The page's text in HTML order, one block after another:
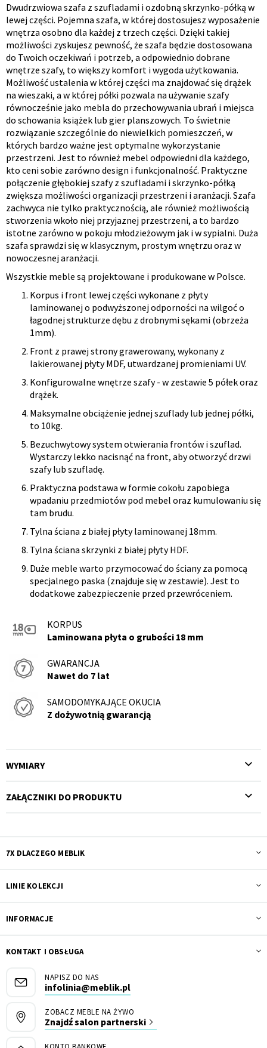
Opis
produktu
Dwudrzwiowa szafa z szufladami i ozdobną skrzynko-półką w
lewej części. Pojemna szafa, w której dostosujesz wyposażenie
wnętrza osobno dla każdej z trzech części. Dzięki takiej
możliwości zyskujesz pewność, że szafa będzie dostosowana
do Twoich oczekiwań i potrzeb, a odpowiednio dobrane
wnętrze szafy, to większy komfort i wygoda użytkowania.
Możliwość ustalenia w której części ma znajdować się drążek
na wieszaki, a w której półki pozwala na używanie szafy
równocześnie jako mebla do przechowywania ubrań i miejsca
do schowania książek lub gier planszowych. To świetnie
rozwiązanie szczególnie do niewielkich pomieszczeń, w
których bardzo ważne jest optymalne wykorzystanie
przestrzeni. Jest to również mebel odpowiedni dla każdego,
kto ceni sobie zarówno design i funkcjonalność. Praktyczne
połączenie głębokiej szafy z szufladami i skrzynko-półką
zwiększa możliwości organizacji przestrzeni i aranżacji. Szafa
zachwyca nie tylko praktycznością, ale również możliwością
stworzenia wkoło niej przyjaznej przestrzeni, a to bardzo
istotne zarówno w pokoju młodzieżowym jak i w sypialni. Duża
szafa sprawdzi się w klasycznym, prostym wnętrzu oraz w
nowoczesnej aranżacji.
Wszystkie meble są projektowane i produkowane w Polsce.
Korpus i front lewej części wykonane z płyty
laminowanej o podwyższonej odporności na wilgoć o
łagodnej strukturze dębu z drobnymi sękami (obrzeża
1mm).
Front z prawej strony grawerowany, wykonany z
lakierowanej płyty MDF, utwardzanej promieniami UV.
Konfigurowalne wnętrze szafy - w zestawie 5 półek oraz
drążek.
Maksymalne obciążenie jednej szuflady lub jednej półki,
to 10kg.
Bezuchwytowy system otwierania frontów i szuflad.
Wystarczy lekko nacisnąć na front, aby otworzyć drzwi
szafy lub szufladę.
Praktyczna podstawa w formie cokołu zapobiega
wpadaniu przedmiotów pod mebel oraz kumulowaniu się
tam brudu.
Tylna ściana z białej płyty laminowanej 18mm.
Tylna ściana skrzynki z białej płyty HDF.
Duże meble warto przymocować do ściany za pomocą
specjalnego paska (znajduje się w zestawie). Jest to
dodatkowe zabezpieczenie przed przewróceniem.
KORPUS
Laminowana płyta o grubości 18 mm
GWARANCJA
Nawet do 7 lat
SAMODOMYKAJĄCE OKUCIA
Z dożywotnią gwarancją
WYMIARY
ZAŁĄCZNIKI DO PRODUKTU
7X DLACZEGO MEBLIK
LINIE KOLEKCJI
INFORMACJE
KONTAKT I OBSŁUGA
NAPISZ DO NAS
infolinia@meblik.pl
ZOBACZ MEBLE NA ŻYWO
Znajdź salon partnerski